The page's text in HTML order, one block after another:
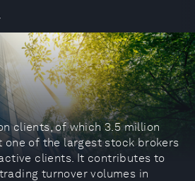
clients, of which 3.5 million
one of the largest stock brokers
clients. It contributes to
turnover volumes in